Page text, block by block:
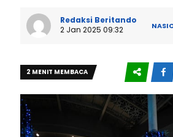
Redaksi Beritando
2 Jan 2025 09:32
2 MENIT MEMBACA